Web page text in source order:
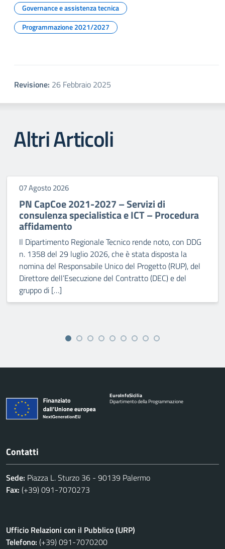
Governance e assistenza tecnica
Programmazione 2021/2027
Revisione: 26 Febbraio 2025
Altri Articoli
07 Agosto 2026
PN CapCoe 2021-2027 – Servizi di
consulenza specialistica e ICT – Procedura
affidamento
Il Dipartimento Regionale Tecnico rende noto, con DDG
n. 1358 del 29 luglio 2026, che è stata disposta la
nomina del Responsabile Unico del Progetto (RUP), del
Direttore dell’Esecuzione del Contratto (DEC) e del
gruppo di […]
EuroInfoSicilia
Dipartimento della Programmazione
Contatti
Sede: Piazza L. Sturzo 36 - 90139 Palermo
Fax: (+39) 091-7070273
Ufficio Relazioni con il Pubblico (URP)
Telefono: (+39) 091-7070200